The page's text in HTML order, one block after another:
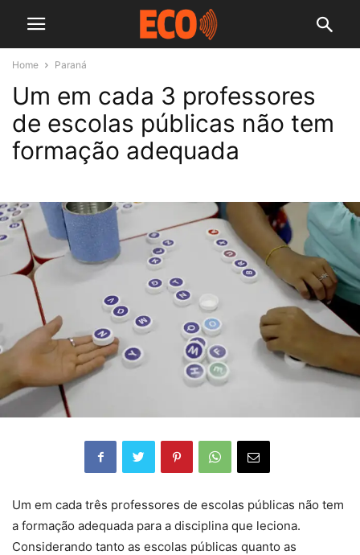
Home Paraná
Um em cada 3 professores
de escolas públicas não tem
formação adequada
Um em cada três professores de escolas públicas não tem
a formação adequada para a disciplina que leciona.
Considerando tanto as escolas públicas quanto as